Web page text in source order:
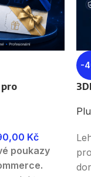
Kč
poukazy
-